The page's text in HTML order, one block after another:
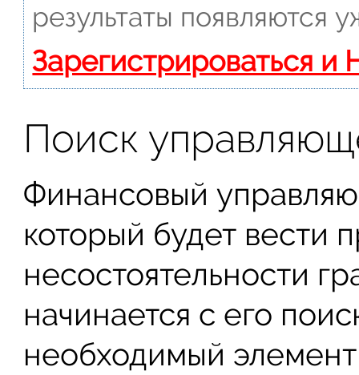
результаты появляются
Зарегистрироваться и
Поиск
Финансовый
который будет вести
несостоятельности
начинается с его
необходимый